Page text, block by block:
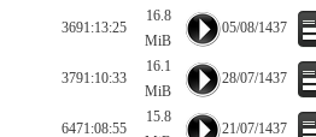
05/08/1437
16.8
MiB
1:13:25
369
28/07/1437
16.1
MiB
1:10:33
379
21/07/1437
15.8
1:08:55
647